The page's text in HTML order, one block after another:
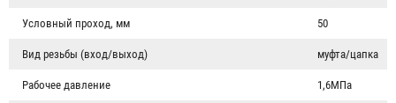
Условный проход, мм 50
Вид резьбы (вход/выход) муфта/цапка
Рабочее давление 1,6МПа